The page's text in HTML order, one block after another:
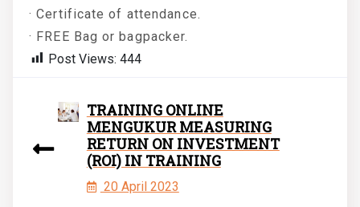
· Certificate of attendance.
· FREE Bag or bagpacker.
Post Views: 444
TRAINING ONLINE
MENGUKUR MEASURING
RETURN ON INVESTMENT
(ROI) IN TRAINING
20 April 2023